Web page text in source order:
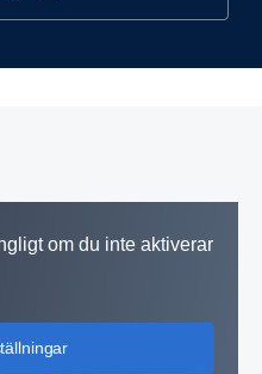
om du inte aktiverar